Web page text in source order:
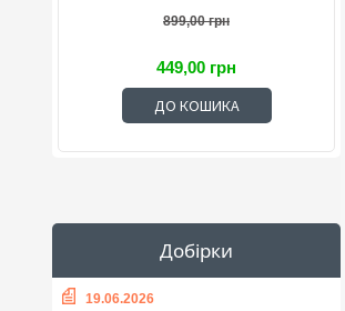
899,00 грн
449,00 грн
ДО КОШИКА
Добірки
19.06.2026